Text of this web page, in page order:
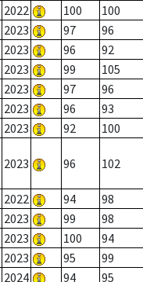
2022 100 100
2023 97 96
2023 96 92
2023 99 105
2023 97 96
2023 96 93
2023 92 100
2023 96 102
2022 94 98
2023 99 98
2023 100 94
2023 95 99
2024 94 95